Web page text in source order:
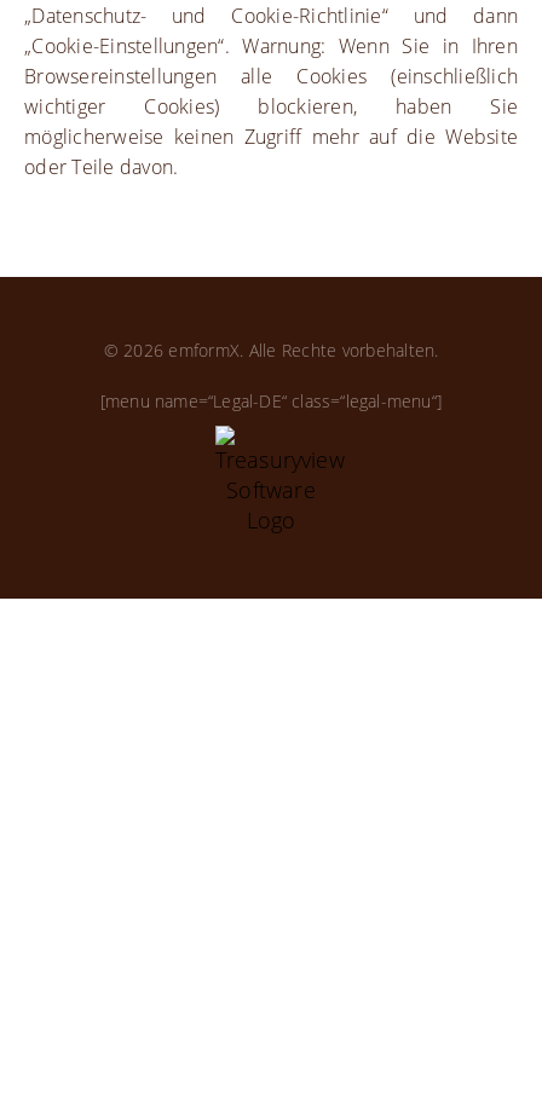
„Datenschutz- und Cookie-Richtlinie“ und dann
„Cookie-Einstellungen“. Warnung: Wenn Sie in Ihren
Browsereinstellungen alle Cookies (einschließlich
wichtiger Cookies) blockieren, haben Sie
möglicherweise keinen Zugriff mehr auf die Website
oder Teile davon.
© 2026 emformX. Alle Rechte vorbehalten.
[menu name=“Legal-DE“ class=“legal-menu“]